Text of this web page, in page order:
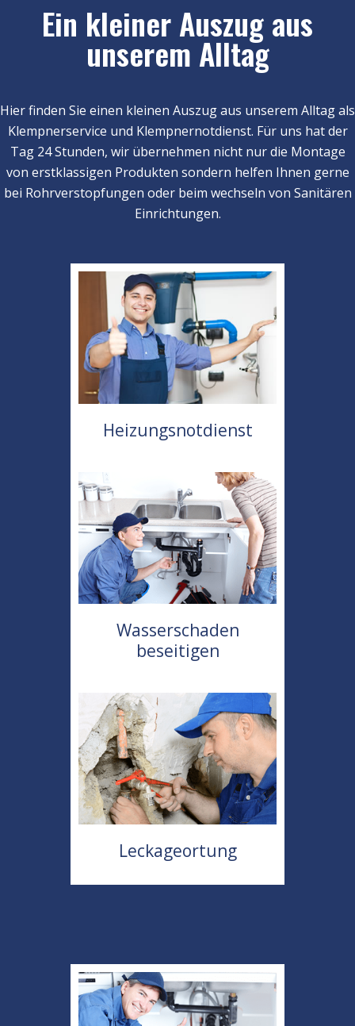
Ein kleiner Auszug aus
unserem Alltag
Hier finden Sie einen kleinen Auszug aus unserem Alltag als
Klempnerservice und Klempnernotdienst. Für uns hat der
Tag 24 Stunden, wir übernehmen nicht nur die Montage
von erstklassigen Produkten sondern helfen Ihnen gerne
bei Rohrverstopfungen oder beim wechseln von Sanitären
Einrichtungen.
Heizungsnotdienst
Wasserschaden
beseitigen
Leckageortung